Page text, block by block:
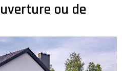
ou de